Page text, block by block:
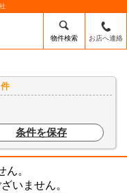
物件検索 お店へ連絡
条件を保存
ん。
いません。